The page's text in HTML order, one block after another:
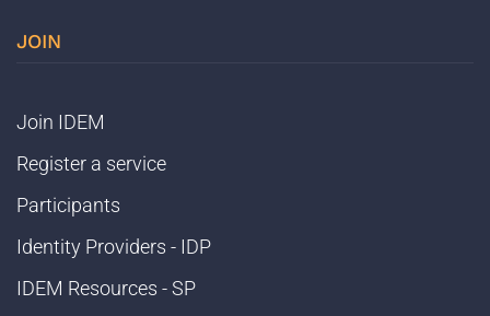
JOIN
Join IDEM
Register a service
Participants
Identity Providers - IDP
IDEM Resources - SP